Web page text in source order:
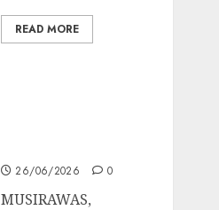
READ MORE
26/06/2026 0
MUSIRAWAS,